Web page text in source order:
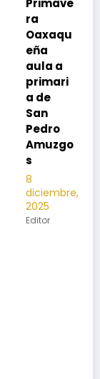
SSO a
vacuna
rse de
neumoc
oco
para
preveni
r la
neumon
ía
13
noviembre,
2025
Editor